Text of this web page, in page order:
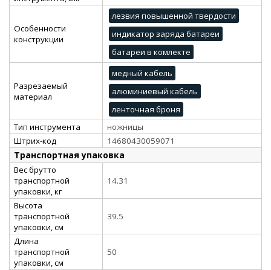
Особенности
конструкции
лезвия повышенной твердости
индикатор заряда батареи
батареи в комлекте
Разрезаемый
материал
медный кабель
алюминиевый кабель
ленточная броня
Тип инструмента
ножницы
Штрих-код
14680430059071
Транспортная упаковка
Вес брутто
транспортной
упаковки, кг
14.31
Высота
транспортной
упаковки, см
39.5
Длина
транспортной
упаковки, см
50